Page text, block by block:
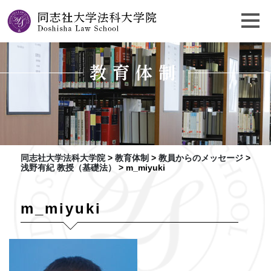
教育体制
同志社大学法科大学院> 教育体制 > 教員からのメッセージ>
浅野有紀 教授（基礎法）
> m_miyuki
m_miyuki